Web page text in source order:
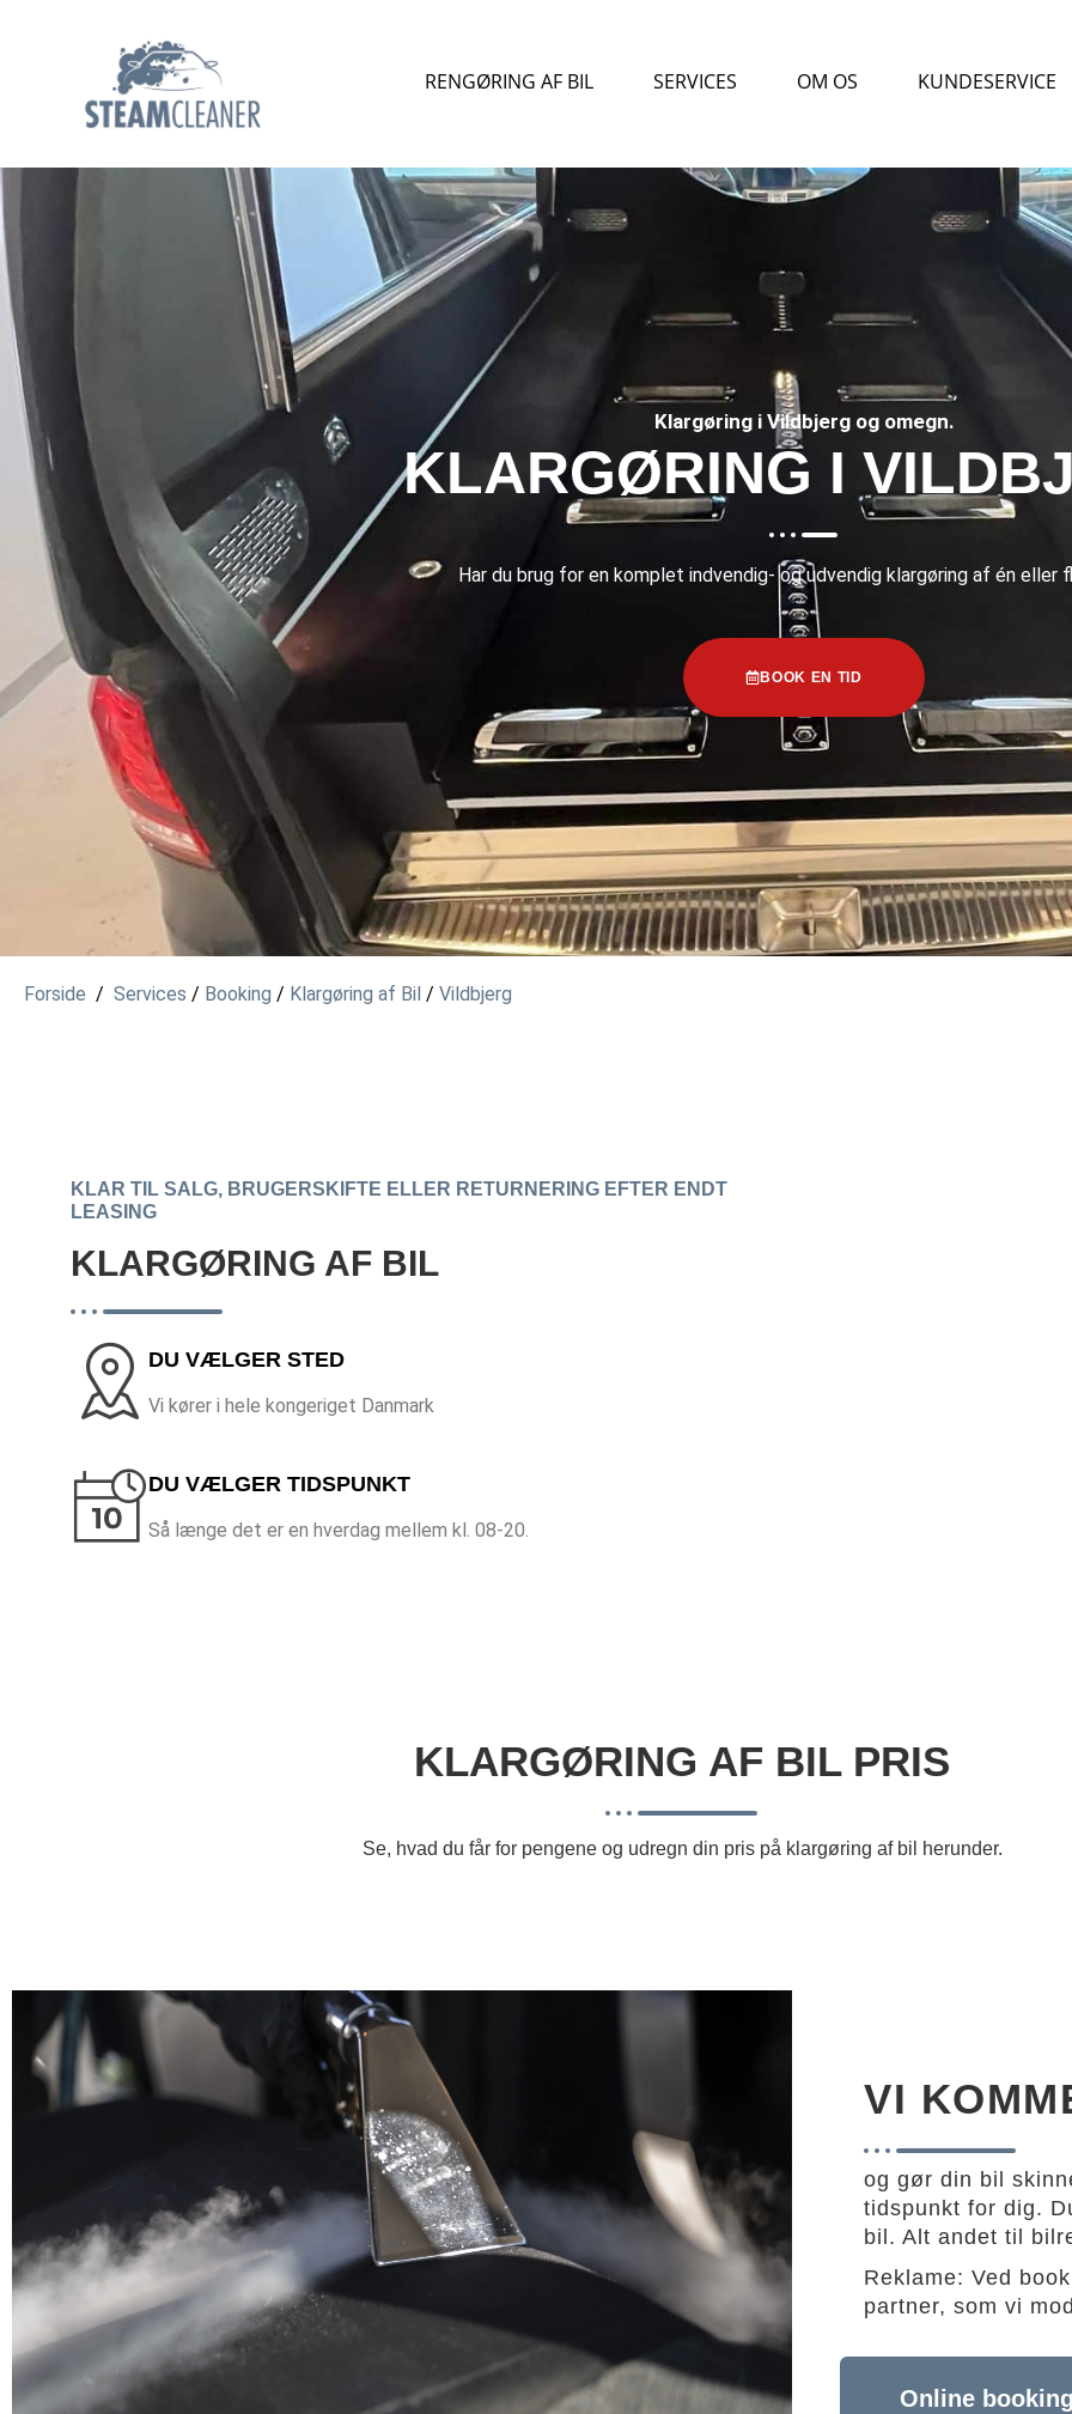
RENGØRING AF BIL SERVICES OM OS KUNDESERVICE
Klargøring i Vildbjerg og omegn.
KLARGØRING I
Har du brug for en komplet indvendig- og udvendig klargøring af én eller
BOOK EN TID
Forside / Services / Booking / Klargøring af Bil / Vildbjerg
KLAR TIL SALG, BRUGERSKIFTE ELLER RETURNERING EFTER ENDT
LEASING
KLARGØRING AF BIL
DU VÆLGER STED
Vi kører i hele kongeriget Danmark
DU VÆLGER TIDSPUNKT
Så længe det er en hverdag mellem kl. 08-20.
KLARGØRING AF BIL PRIS
Se, hvad du får for pengene og udregn din pris på klargøring af bil herunder.
VI
og gør din bil
tidspunkt for dig.
bil. Alt andet til
Reklame: Ved
partner, som vi
Online booking